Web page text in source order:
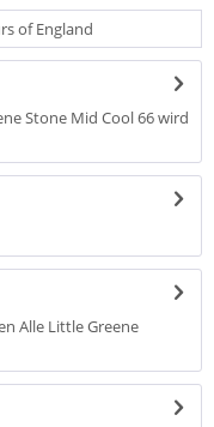
of England
Stone Mid Cool 66 wird
Alle Little Greene